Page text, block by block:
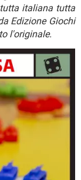
italiana tutta
Edizione Giochi
l'originale.